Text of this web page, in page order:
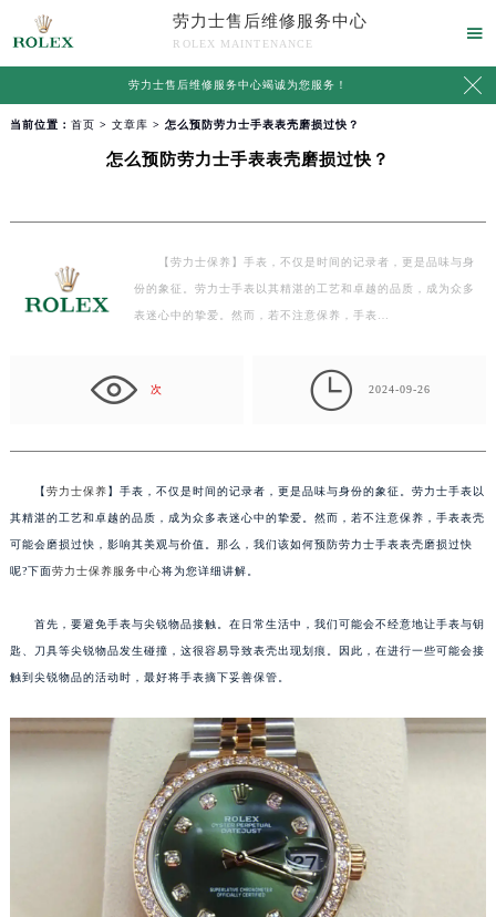
劳力士售后维修服务中心
ROLEX MAINTENANCE

劳力士售后维修服务中心竭诚为您服务！ 
当前位置： 首页 > 文章库 > 怎么预防劳力士手表表壳磨损过快？
怎么预防劳力士手表表壳磨损过快？
【劳力士保养】手表，不仅是时间的记录者，更是品味与身
份的象征。劳力士手表以其精湛的工艺和卓越的品质，成为众多
表迷心中的挚爱。然而，若不注意保养，手表…
次  2024-09-26
【劳力士保养】手表，不仅是时间的记录者，更是品味与身份的象征。劳力士手表以
其精湛的工艺和卓越的品质，成为众多表迷心中的挚爱。然而，若不注意保养，手表表壳
可能会磨损过快，影响其美观与价值。那么，我们该如何预防劳力士手表表壳磨损过快
呢?下面劳力士保养服务中心将为您详细讲解。
首先，要避免手表与尖锐物品接触。在日常生活中，我们可能会不经意地让手表与钥
匙、刀具等尖锐物品发生碰撞，这很容易导致表壳出现划痕。因此，在进行一些可能会接
触到尖锐物品的活动时，最好将手表摘下妥善保管。